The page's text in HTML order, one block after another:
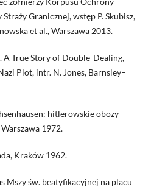
Granicznej, wstęp P. Skubisz,
et al., Warszawa 2013.
A True Story of Double-Dealing,
Plot, intr. N. Jones, Barnsley–
hitlerowskie obozy
1972.
Kraków 1962.
Mszy św. beatyfikacyjnej na placu